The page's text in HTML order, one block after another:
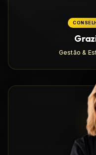
Gestão &